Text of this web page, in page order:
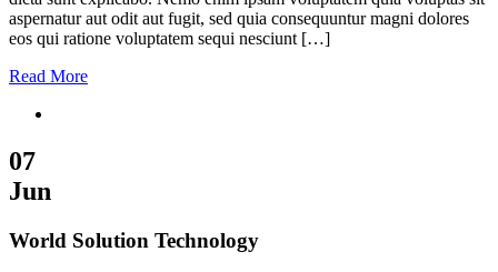
aspernatur aut odit aut fugit, sed quia consequuntur magni dolores
eos qui ratione voluptatem sequi nesciunt […]
Read More
07
Jun
World Solution Technology